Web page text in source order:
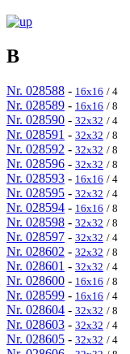
B
Nr. 028588 - 16x16 / 4
Nr. 028589 - 16x16 / 8
Nr. 028590 - 32x32 / 4
Nr. 028591 - 32x32 / 8
Nr. 028592 - 32x32 / 8
Nr. 028596 - 32x32 / 8
Nr. 028593 - 16x16 / 4
Nr. 028595 - 32x32 / 4
Nr. 028594 - 16x16 / 8
Nr. 028598 - 32x32 / 8
Nr. 028597 - 32x32 / 4
Nr. 028602 - 32x32 / 8
Nr. 028601 - 32x32 / 4
Nr. 028600 - 16x16 / 8
Nr. 028599 - 16x16 / 4
Nr. 028604 - 32x32 / 8
Nr. 028603 - 32x32 / 4
Nr. 028605 - 32x32 / 4